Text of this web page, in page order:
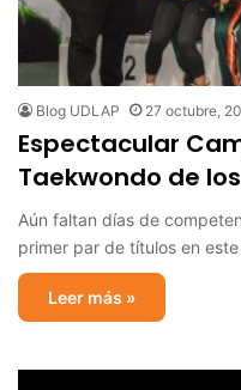
Blog UDLAP 27 octubre,
Espectacular
Taekwondo de
Aún faltan días de
primer par de títulos en
Leer más »